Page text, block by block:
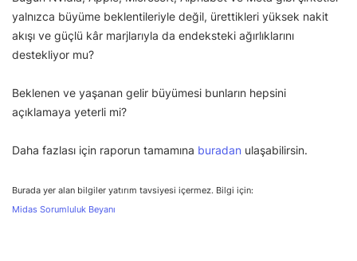
yalnızca büyüme beklentileriyle değil, ürettikleri yüksek nakit
akışı ve güçlü kâr marjlarıyla da endeksteki ağırlıklarını
destekliyor mu?
Beklenen ve yaşanan gelir büyümesi bunların hepsini
açıklamaya yeterli mi?
Daha fazlası için raporun tamamına buradan ulaşabilirsin.
Burada yer alan bilgiler yatırım tavsiyesi içermez. Bilgi için:
Midas Sorumluluk Beyanı